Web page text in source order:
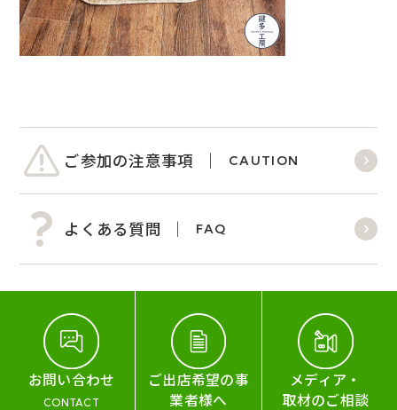
ご参加の注意事項 CAUTION
よくある質問 FAQ
お問い合わせ
CONTACT
ご出店希望の事
業者様へ
メディア・
取材のご相談